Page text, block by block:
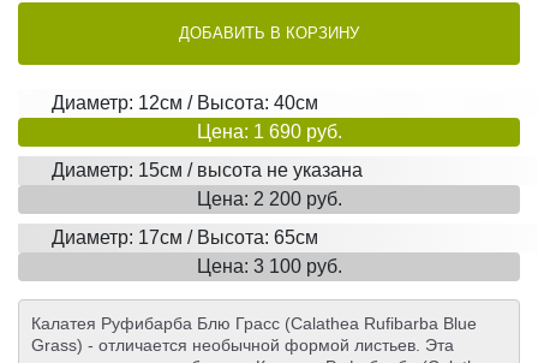
ДОБАВИТЬ В КОРЗИНУ
Диаметр: 12см / Высота: 40см
Цена: 1 690 руб.
Диаметр: 15см / высота не указана
Цена: 2 200 руб.
Диаметр: 17см / Высота: 65см
Цена: 3 100 руб.
Калатея Руфибарба Блю Грасс (Calathea Rufibarba Blue
Grass) - отличается необычной формой листьев. Эта